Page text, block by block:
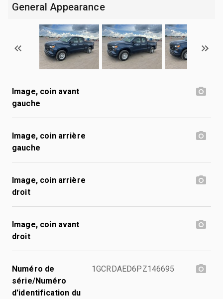
General Appearance
Image, coin avant
gauche
Image, coin arrière
gauche
Image, coin arrière
droit
Image, coin avant
droit
Numéro de
série/Numéro
d'identification du
1GCRDAED6PZ146695